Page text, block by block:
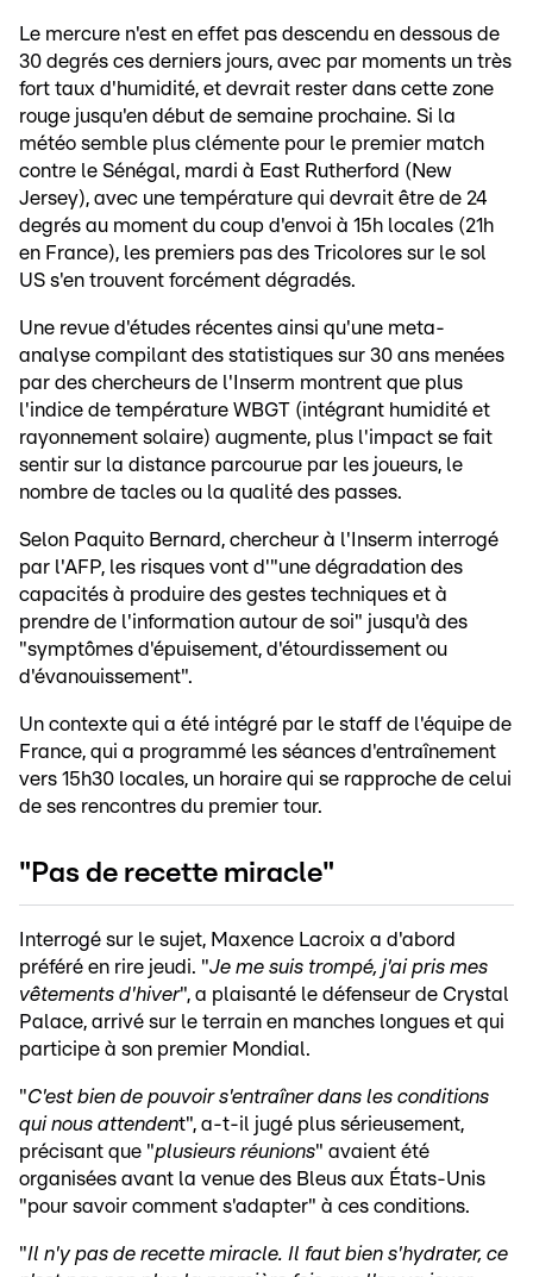
Le mercure n'est en effet pas descendu en dessous de
30 degrés ces derniers jours, avec par moments un très
fort taux d'humidité, et devrait rester dans cette zone
rouge jusqu'en début de semaine prochaine. Si la
météo semble plus clémente pour le premier match
contre le Sénégal, mardi à East Rutherford (New
Jersey), avec une température qui devrait être de 24
degrés au moment du coup d'envoi à 15h locales (21h
en France), les premiers pas des Tricolores sur le sol
US s'en trouvent forcément dégradés.
Une revue d'études récentes ainsi qu'une meta-
analyse compilant des statistiques sur 30 ans menées
par des chercheurs de l'Inserm montrent que plus
l'indice de température WBGT (intégrant humidité et
rayonnement solaire) augmente, plus l'impact se fait
sentir sur la distance parcourue par les joueurs, le
nombre de tacles ou la qualité des passes.
Selon Paquito Bernard, chercheur à l'Inserm interrogé
par l'AFP, les risques vont d'"une dégradation des
capacités à produire des gestes techniques et à
prendre de l'information autour de soi" jusqu'à des
"symptômes d'épuisement, d'étourdissement ou
d'évanouissement".
Un contexte qui a été intégré par le staff de l'équipe de
France, qui a programmé les séances d'entraînement
vers 15h30 locales, un horaire qui se rapproche de celui
de ses rencontres du premier tour.
"Pas de recette miracle"
Interrogé sur le sujet, Maxence Lacroix a d'abord
préféré en rire jeudi. "Je me suis trompé, j'ai pris mes
vêtements d'hiver", a plaisanté le défenseur de Crystal
Palace, arrivé sur le terrain en manches longues et qui
participe à son premier Mondial.
"C'est bien de pouvoir s'entraîner dans les conditions
qui nous attendent", a-t-il jugé plus sérieusement,
précisant que "plusieurs réunions" avaient été
organisées avant la venue des Bleus aux États-Unis
"pour savoir comment s'adapter" à ces conditions.
"Il n'y pas de recette miracle. Il faut bien s'hydrater, ce